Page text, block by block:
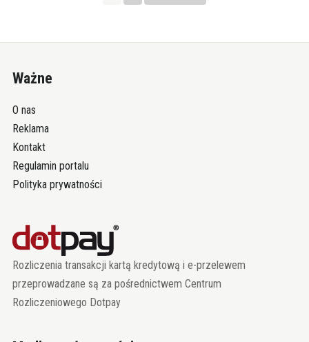
Ważne
O nas
Reklama
Kontakt
Regulamin portalu
Polityka prywatności
Rozliczenia transakcji kartą kredytową i e-przelewem
przeprowadzane są za pośrednictwem Centrum
Rozliczeniowego Dotpay